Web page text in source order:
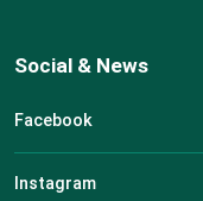
Social & News
Facebook
Instagram